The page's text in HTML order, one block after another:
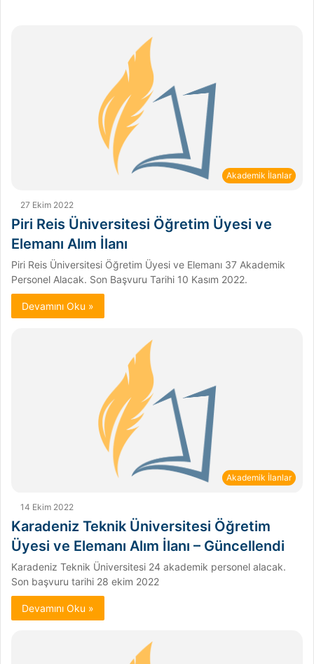
Akademik İlanlar
27 Ekim 2022
Piri Reis Üniversitesi Öğretim Üyesi ve
Elemanı Alım İlanı
Piri Reis Üniversitesi Öğretim Üyesi ve Elemanı 37 Akademik
Personel Alacak. Son Başvuru Tarihi 10 Kasım 2022.
Devamını Oku »
Akademik İlanlar
14 Ekim 2022
Karadeniz Teknik Üniversitesi Öğretim
Üyesi ve Elemanı Alım İlanı – Güncellendi
Karadeniz Teknik Üniversitesi 24 akademik personel alacak.
Son başvuru tarihi 28 ekim 2022
Devamını Oku »